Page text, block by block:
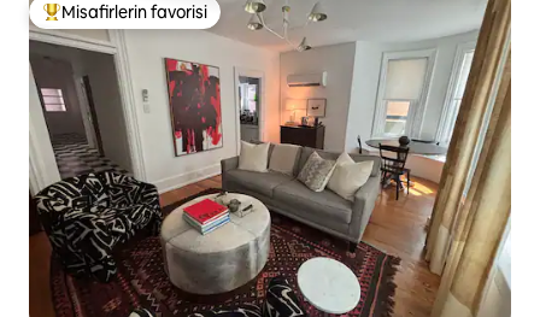
Misafirlerin favorilerinden en beğenilenler arasında
Misafirlerin favorisi